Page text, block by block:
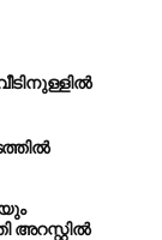
അറസ്റ്റില്‍